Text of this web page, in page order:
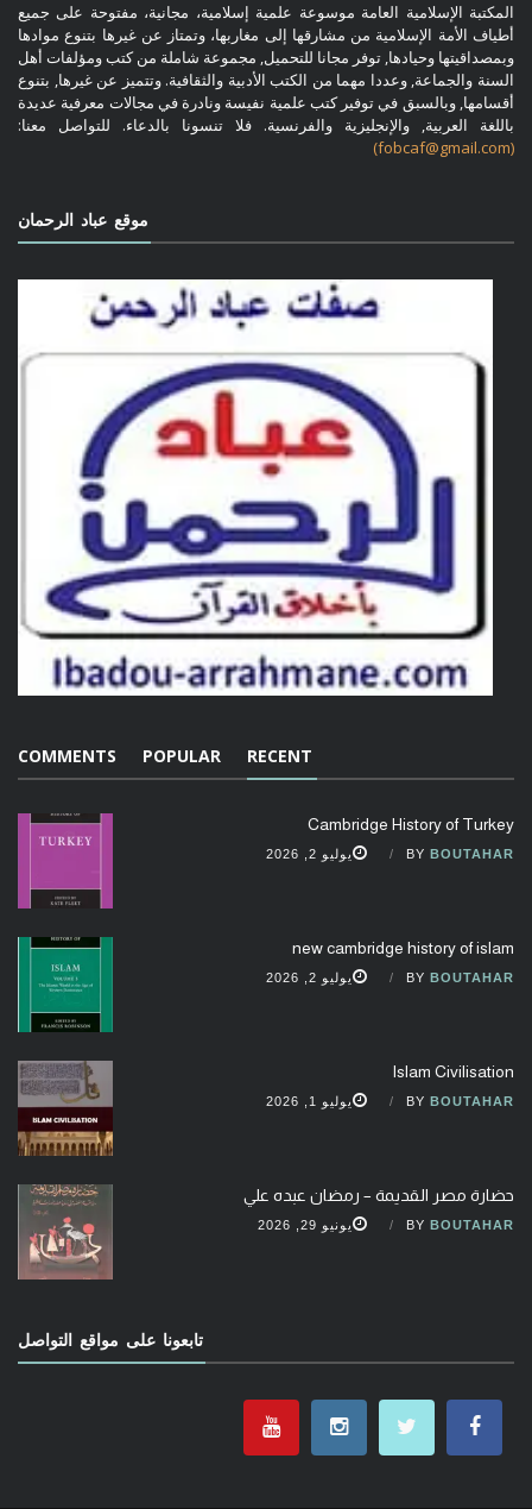
المكتبة الإسلامية العامة موسوعة علمية إسلامية، مجانية، مفتوحة على جميع
أطياف الأمة الإسلامية من مشارقها إلى مغاربها، وتمتاز عن غيرها بتنوع موادها
وبمصداقيتها وحيادها, توفر مجانا للتحميل, مجموعة شاملة من كتب ومؤلفات أهل
السنة والجماعة, وعددا مهما من الكتب الأدبية والثقافية. وتتميز عن غيرها, بتنوع
أقسامها, وبالسبق في توفير كتب علمية نفيسة ونادرة في مجالات معرفية عديدة
باللغة العربية, والإنجليزية والفرنسية. فلا تنسونا بالدعاء. للتواصل معنا:
(fobcaf@gmail.com)
موقع عباد الرحمان
RECENT
POPULAR
COMMENTS
Cambridge History of Turkey
BY BOUTAHAR يوليو 2, 2026
new cambridge history of islam
BY BOUTAHAR يوليو 2, 2026
Islam Civilisation
BY BOUTAHAR يوليو 1, 2026
حضارة مصر القديمة – رمضان عبده علي
BY BOUTAHAR يونيو 29, 2026
تابعونا على مواقع التواصل